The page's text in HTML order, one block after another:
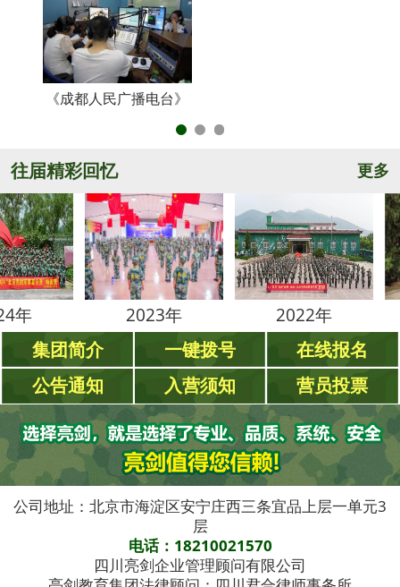
《成都人民广播电台》
往届精彩回忆 更多
2023年 2022年
集团简介 一键拨号
在线报名
公告通知
入营须知 营员投票
公司地址：北京市海淀区安宁庄西三条宜品上层一单元3
层
电话：18210021570
四川亮剑企业管理顾问有限公司